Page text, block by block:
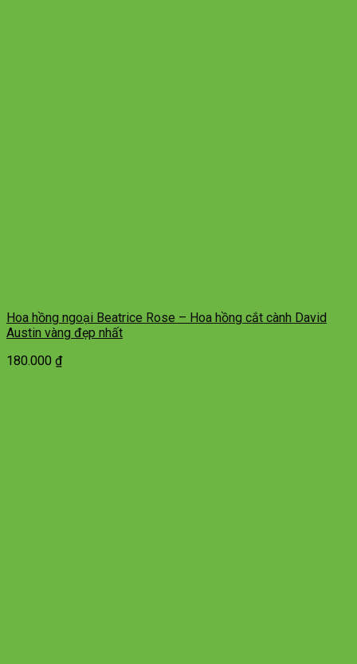
Hoa hồng ngoại Beatrice Rose – Hoa hồng cắt cành David
Austin vàng đẹp nhất
180.000 ₫